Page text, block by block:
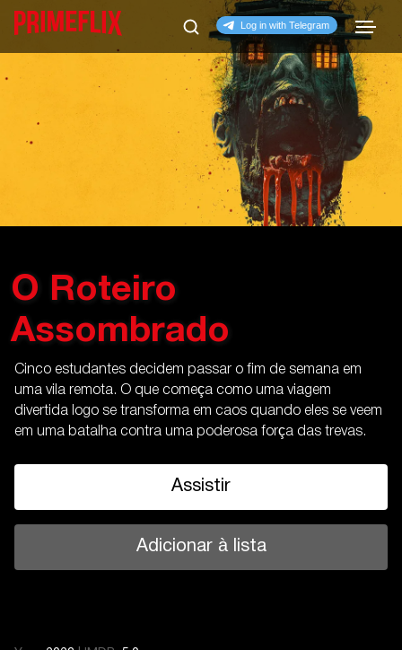
O Roteiro
Assombrado
Cinco estudantes decidem passar o fim de semana em
uma vila remota. O que começa como uma viagem
divertida logo se transforma em caos quando eles se veem
em uma batalha contra uma poderosa força das trevas.
Assistir
Adicionar à lista